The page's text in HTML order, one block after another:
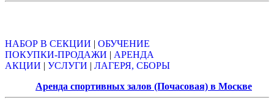
НАБОР В СЕКЦИИ | ОБУЧЕНИЕ
ПОКУПКИ-ПРОДАЖИ | АРЕНДА
АКЦИИ | УСЛУГИ | ЛАГЕРЯ, СБОРЫ
Аренда спортивных залов (Почасовая) в Москве